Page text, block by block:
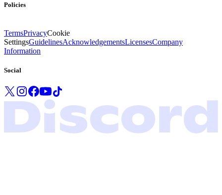
Policies
TermsPrivacyCookie
SettingsGuidelinesAcknowledgementsLicensesCompany
Information
Social